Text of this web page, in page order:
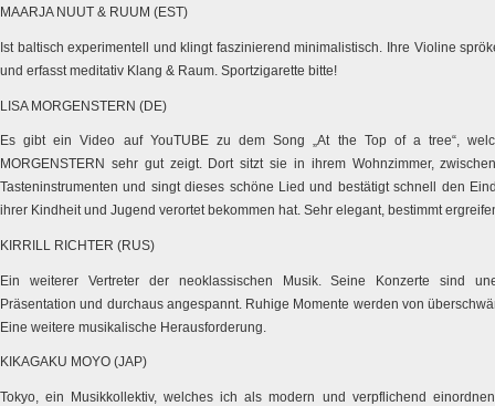
MAARJA NUUT & RUUM (EST)
Ist baltisch experimentell und klingt faszinierend minimalistisch. Ihre Violine
und erfasst meditativ Klang & Raum. Sportzigarette bitte!
LISA MORGENSTERN (DE)
Es gibt ein Video auf YouTUBE zu dem Song „At the Top of a tree“,
MORGENSTERN sehr gut zeigt. Dort sitzt sie in ihrem Wohnzimmer,
Tasteninstrumenten und singt dieses schöne Lied und bestätigt schnell den
ihrer Kindheit und Jugend verortet bekommen hat. Sehr elegant, bestimmt
KIRRILL RICHTER (RUS)
Ein weiterer Vertreter der neoklassischen Musik. Seine Konzerte sind
Präsentation und durchaus angespannt. Ruhige Momente werden von
Eine weitere musikalische Herausforderung.
KIKAGAKU MOYO (JAP)
Tokyo, ein Musikkollektiv, welches ich als modern und verpflichend